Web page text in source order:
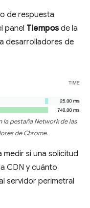
de respuesta
panel Tiemposde la
desarrolladores de
la pestaña Network de las
de Chrome.
medir si una solicitud
CDN y cuánto
servidor perimetral